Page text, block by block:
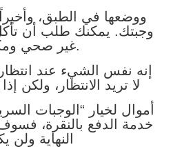
ووضعها في الطبق،
وجبتك. يمكنك طلب أن
غير صحي ومكلف.
إنه نفس الشيء عند
لا تريد الانتظار، ولكن
أموال لخيار “الوجبات
خدمة الدفع بالنقرة،
النهاية ولن